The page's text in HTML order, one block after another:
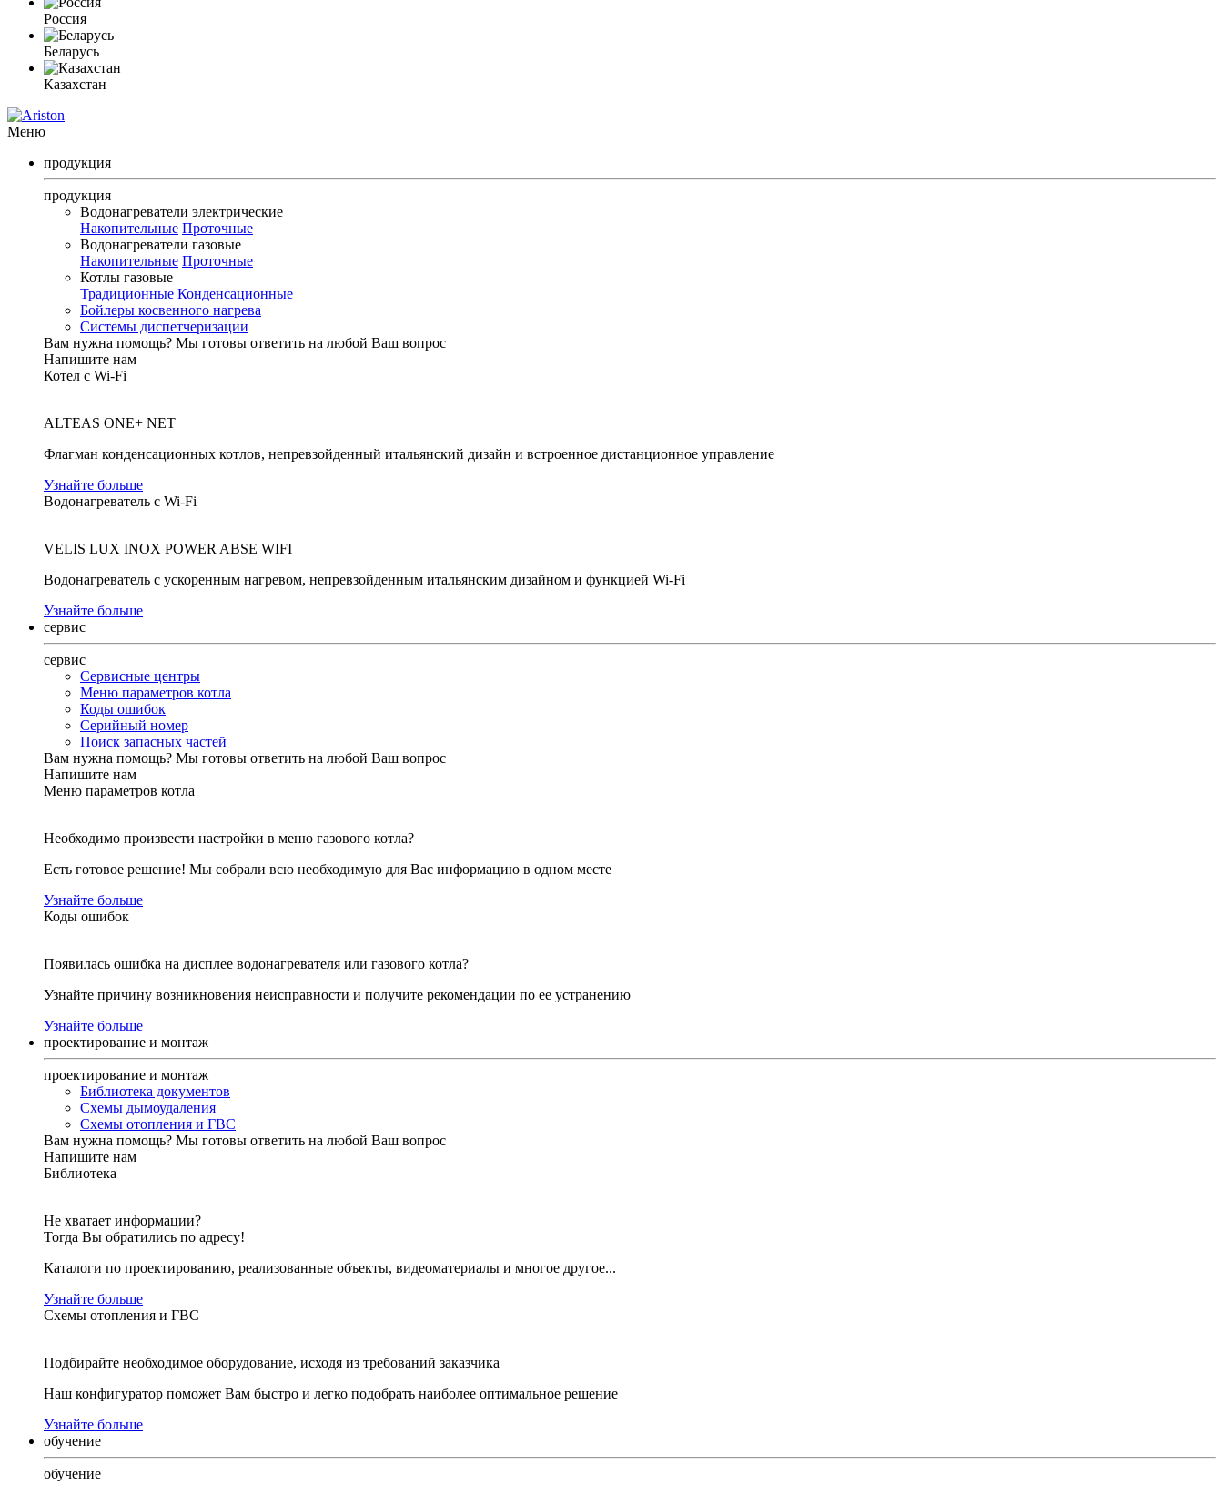
Россия
Беларусь
Казахстан
Меню
продукция
продукция
Водонагреватели электрические
Накопительные Проточные
Водонагреватели газовые
Накопительные Проточные
Котлы газовые
Традиционные Конденсационные
Бойлеры косвенного нагрева
Системы диспетчеризации
Вам нужна помощь? Мы готовы ответить на любой Ваш вопрос
Напишите нам
Котел с Wi-Fi
ALTEAS ONE+ NET
Флагман конденсационных котлов, непревзойденный итальянский дизайн и встроенное дистанционное управление
Узнайте больше
Водонагреватель с Wi-Fi
VELIS LUX INOX POWER ABSE WIFI
Водонагреватель с ускоренным нагревом, непревзойденным итальянским дизайном и функцией Wi-Fi
Узнайте больше
сервис
сервис
Сервисные центры
Меню параметров котла
Коды ошибок
Серийный номер
Поиск запасных частей
Вам нужна помощь? Мы готовы ответить на любой Ваш вопрос
Напишите нам
Меню параметров котла
Необходимо произвести настройки в меню газового котла?
Есть готовое решение! Мы собрали всю необходимую для Вас информацию в одном месте
Узнайте больше
Коды ошибок
Появилась ошибка на дисплее водонагревателя или газового котла?
Узнайте причину возникновения неисправности и получите рекомендации по ее устранению
Узнайте больше
проектирование и монтаж
проектирование и монтаж
Библиотека документов
Схемы дымоудаления
Схемы отопления и ГВС
Вам нужна помощь? Мы готовы ответить на любой Ваш вопрос
Напишите нам
Библиотека
Не хватает информации?
Тогда Вы обратились по адресу!
Каталоги по проектированию, реализованные объекты, видеоматериалы и многое другое...
Узнайте больше
Схемы отопления и ГВС
Подбирайте необходимое оборудование, исходя из требований заказчика
Наш конфигуратор поможет Вам быстро и легко подобрать наиболее оптимальное решение
Узнайте больше
обучение
обучение